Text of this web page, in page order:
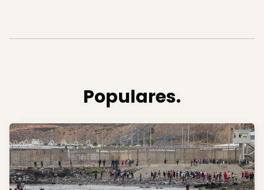
Populares.